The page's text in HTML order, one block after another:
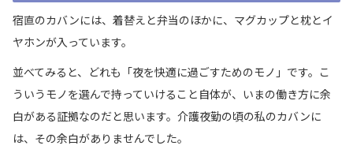
宿直のカバンには、着替えと弁当のほかに、マグカップと枕とイ
ヤホンが入っています。
並べてみると、どれも「夜を快適に過ごすためのモノ」です。こ
ういうモノを選んで持っていけること自体が、いまの働き方に余
白がある証拠なのだと思います。介護夜勤の頃の私のカバンに
は、その余白がありませんでした。